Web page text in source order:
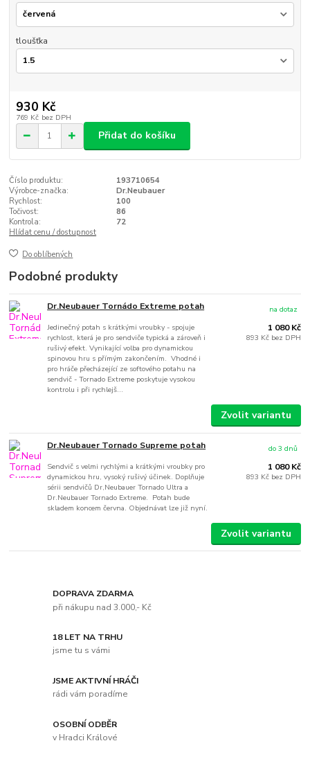
tloušťka
930 Kč
769 Kč bez DPH
Přidat do košíku
Číslo produktu:
193710654
Výrobce-značka:
Dr.Neubauer
Rychlost:
100
Točivost:
86
Kontrola:
72
Hlídat cenu / dostupnost
Do oblíbených
Podobné produkty
Dr.Neubauer Tornádo Extreme potah
Jedinečný potah s krátkými vroubky - spojuje
rychlost, která je pro sendviče typická a zároveň i
rušivý efekt. Vynikající volba pro dynamickou
spinovou hru s přímým zakončením. Vhodné i
pro hráče přecházející ze softového potahu na
sendvič - Tornado Extreme poskytuje vysokou
kontrolu i při rychlejš...
1 080 Kč
893 Kč bez DPH
na dotaz
Zvolit variantu
Dr.Neubauer Tornado Supreme potah
Sendvič s velmi rychlými a krátkými vroubky pro
dynamickou hru, vysoký rušivý účinek. Doplňuje
sérii sendvičů Dr,Neubauer Tornado Ultra a
Dr.Neubauer Tornado Extreme. Potah bude
skladem koncem června. Objednávat lze již nyní.
1 080 Kč
893 Kč bez DPH
do 3 dnů
Zvolit variantu
DOPRAVA ZDARMA
při nákupu nad 3.000,- Kč
18 LET NA TRHU
jsme tu s vámi
JSME AKTIVNÍ HRÁČI
rádi vám poradíme
OSOBNÍ ODBĚR
v Hradci Králové